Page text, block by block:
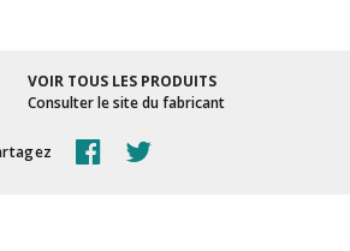
VOIR TOUS LES PRODUITS
Consulter le site du fabricant